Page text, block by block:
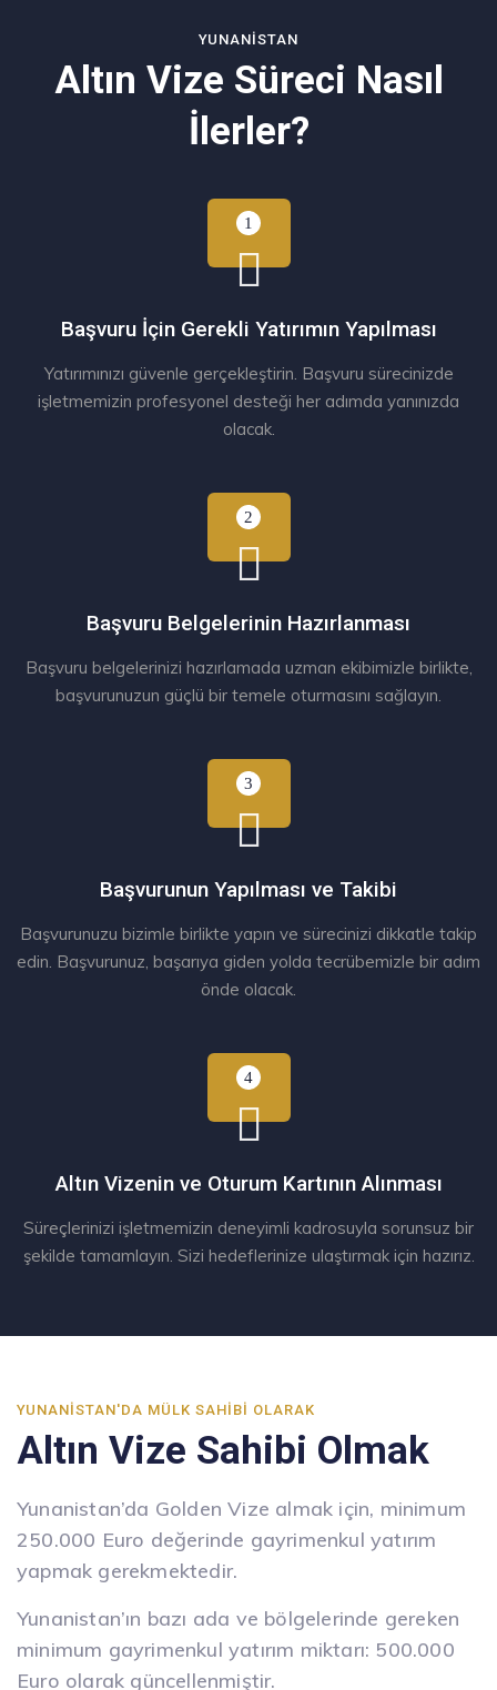
YUNANISTAN
Altın Vize Süreci Nasıl
İlerler?
Başvuru İçin Gerekli Yatırımın Yapılması
Yatırımınızı güvenle gerçekleştirin. Başvuru sürecinizde
işletmemizin profesyonel desteği her adımda yanınızda
olacak.
Başvuru Belgelerinin Hazırlanması
Başvuru belgelerinizi hazırlamada uzman ekibimizle birlikte,
başvurunuzun güçlü bir temele oturmasını sağlayın.
Başvurunun Yapılması ve Takibi
Başvurunuzu bizimle birlikte yapın ve sürecinizi dikkatle takip
edin. Başvurunuz, başarıya giden yolda tecrübemizle bir adım
önde olacak.
Altın Vizenin ve Oturum Kartının Alınması
Süreçlerinizi işletmemizin deneyimli kadrosuyla sorunsuz bir
şekilde tamamlayın. Sizi hedeflerinize ulaştırmak için hazırız.
YUNANISTAN'DA MÜLK SAHIBI OLARAK
Altın Vize Sahibi Olmak
Yunanistan’da Golden Vize almak için, minimum
250.000 Euro değerinde gayrimenkul yatırım
yapmak gerekmektedir.
Yunanistan’ın bazı ada ve bölgelerinde gereken
minimum gayrimenkul yatırım miktarı: 500.000
Euro olarak güncellenmiştir.